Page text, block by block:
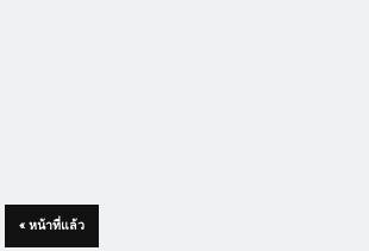
« หน้าที่แล้ว